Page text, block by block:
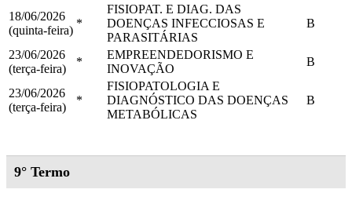
18/06/2026
(quinta-feira)
*
FISIOPAT. E DIAG. DAS
DOENÇAS INFECCIOSAS E
PARASITÁRIAS
B
23/06/2026
(terça-feira)
*
EMPREENDEDORISMO E
INOVAÇÃO
B
23/06/2026
(terça-feira)
*
FISIOPATOLOGIA E
DIAGNÓSTICO DAS DOENÇAS
METABÓLICAS
B
9° Termo